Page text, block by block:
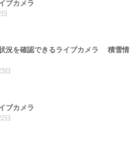
ブカメラ
況を確認できるライブカメラ 積雪情
日
ブカメラ
日